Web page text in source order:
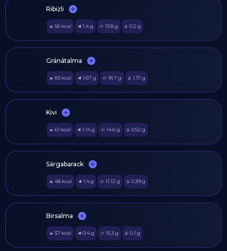
Ribizli
🔥 56 kcal 🥩 1.4g 🥔 13.8g 🫒 0.2 g
Gránátalma
🔥 83 kcal 🥩 1.67 g 🥔 18.7 g 🫒 1.17 g
Kivi
🔥 61 kcal 🥩 1.14g 🥔 14.6g 🫒 0.52 g
Sárgabarack
🔥 48 kcal 🥩 1.4g 🥔 11.12 g 🫒 0.39g
Birsalma
🔥 57 kcal 🥩 0.4g 🥔 15.3g 🫒 0.1 g